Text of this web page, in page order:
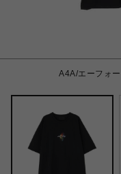
A4A/エーフォ